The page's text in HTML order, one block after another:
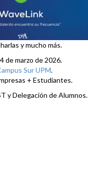
y mucho más.
de marzo de 2026.
Sur UPM.
+ Estudiantes.
y Delegación de Alumnos.